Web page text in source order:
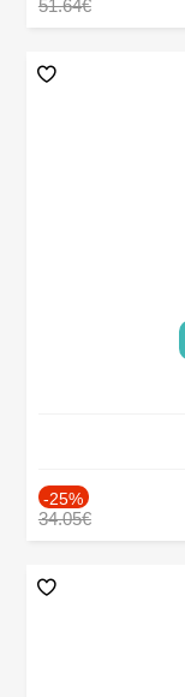
51.64€
-25%
34.05€